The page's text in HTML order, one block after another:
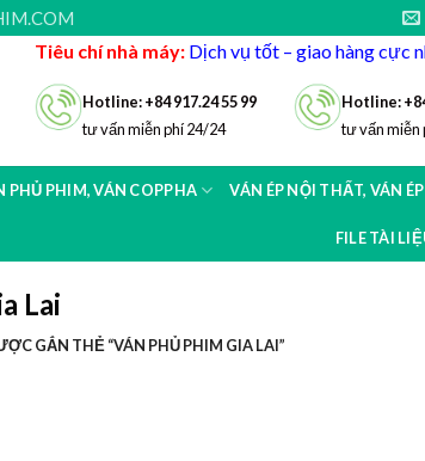
Tiêu chí nhà máy: Dịch vụ tốt – giao hàng cực
Hotline: +84 917.24 55 99
tư vấn miễn phí 24/24
Hotline:
tư vấn miễn
PHỦ PHIM, VÁN COPPHA VÁN ÉP NỘI THẤT, VÁN
FILE TÀI
Lai
GẮN THẺ “VÁN PHỦ PHIM GIA LAI”